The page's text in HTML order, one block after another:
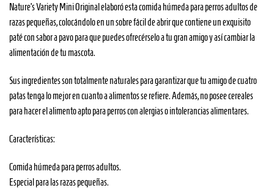
Nature’s Variety Mini Original elaboró esta comida húmeda para perros adultos de
razas pequeñas, colocándolo en un sobre fácil de abrir que contiene un exquisito
paté con sabor a pavo para que puedes ofrecérselo a tu gran amigo y así cambiar la
alimentación de tu mascota.
Sus ingredientes son totalmente naturales para garantizar que tu amigo de cuatro
patas tenga lo mejor en cuanto a alimentos se refiere. Además, no posee cereales
para hacer el alimento apto para perros con alergias o intolerancias alimentares.
Características:
Comida húmeda para perros adultos.
Especial para las razas pequeñas.